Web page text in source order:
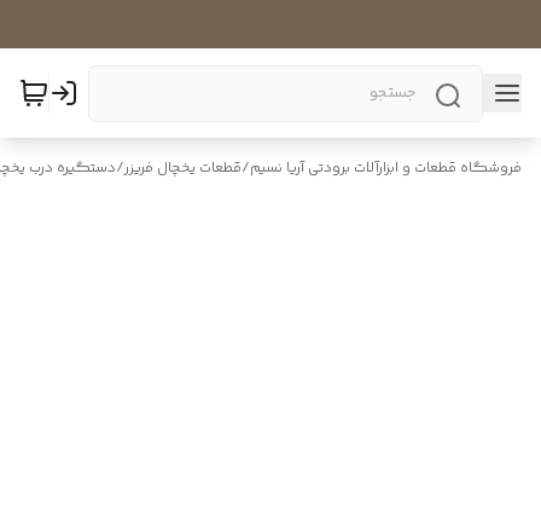
فروشگاه قطعات و ابزارآلات برودتی آریا نسیم/قطعات یخچال فریزر/دستگیره درب